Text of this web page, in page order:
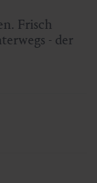
Frisch
- der